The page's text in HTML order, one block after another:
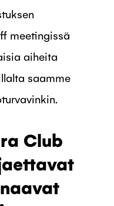
meetingissä
aiheita
saamme
Club